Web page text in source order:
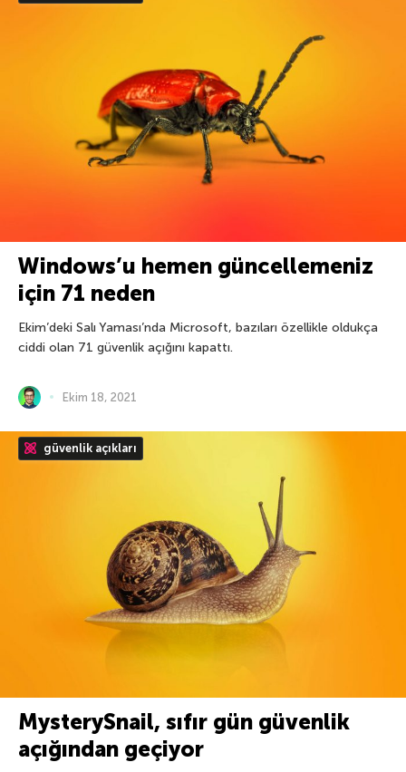
Windows’u hemen güncellemeniz
için 71 neden
Ekim’deki Salı Yaması’nda Microsoft, bazıları özellikle oldukça
ciddi olan 71 güvenlik açığını kapattı.
Ekim 18, 2021
güvenlik açıkları
MysterySnail, sıfır gün güvenlik
açığından geçiyor